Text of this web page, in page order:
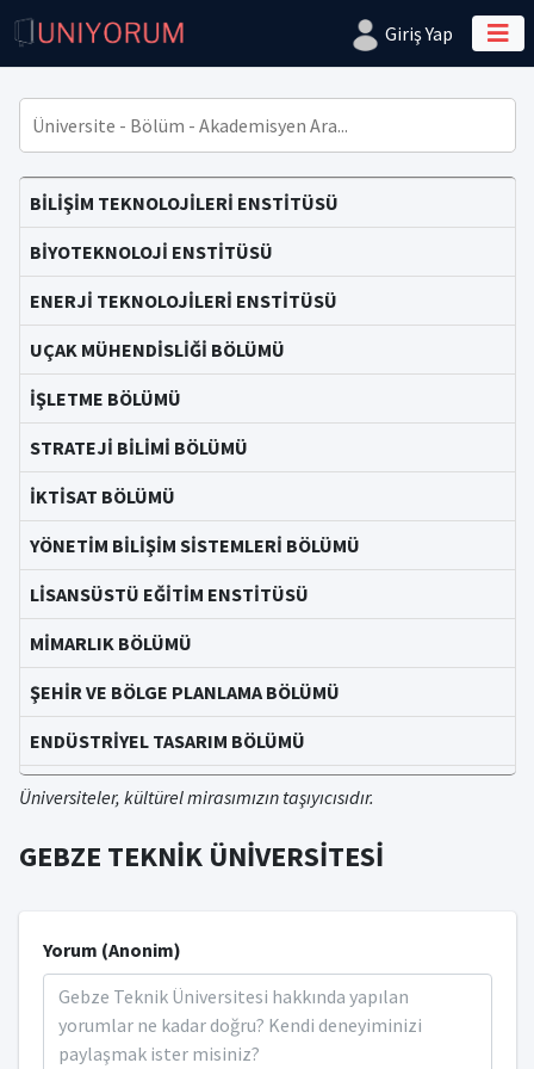
Giriş Yap
BİLİŞİM TEKNOLOJİLERİ ENSTİTÜSÜ
BİYOTEKNOLOJİ ENSTİTÜSÜ
ENERJİ TEKNOLOJİLERİ ENSTİTÜSÜ
UÇAK MÜHENDİSLİĞİ BÖLÜMÜ
İŞLETME BÖLÜMÜ
STRATEJİ BİLİMİ BÖLÜMÜ
İKTİSAT BÖLÜMÜ
YÖNETİM BİLİŞİM SİSTEMLERİ BÖLÜMÜ
LİSANSÜSTÜ EĞİTİM ENSTİTÜSÜ
MİMARLIK BÖLÜMÜ
ŞEHİR VE BÖLGE PLANLAMA BÖLÜMÜ
ENDÜSTRİYEL TASARIM BÖLÜMÜ
ELEKTRONİK MÜHENDİSLİĞİ BÖLÜMÜ
İNŞAAT MÜHENDİSLİĞİ BÖLÜMÜ
MAKİNE MÜHENDİSLİĞİ BÖLÜMÜ
MALZEME BİLİMİ VE MÜHENDİSLİĞİ BÖLÜMÜ
HARİTA MÜHENDİSLİĞİ BÖLÜMÜ
Üniversiteler, kültürel mirasımızın taşıyıcısıdır.
GEBZE TEKNİK ÜNİVERSİTESİ
Yorum (Anonim)